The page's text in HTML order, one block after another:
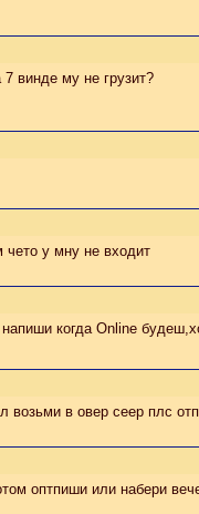
винде му не грузит?
у мну не входит
когда Online
возьми в овер сеер плс
оптпиши или набери